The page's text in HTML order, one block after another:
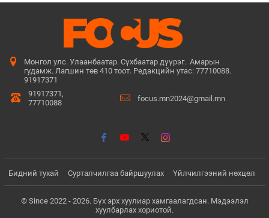
Монгол улс. Улаанбаатар. Сүхбаатар дүүрэг. Амарын
гудамж. Лагшин төв 410 тоот. Редакцийн утас: 77710088.
91917371
91917371,
77710088
focus.mn2024@gmail.mn
Бидний тухай Сурталчилгаа байршуулах Үйлчилгээний нөхцөл
© Since 2022 - 2026. Бүх эрх хуулиар хамгаалагдсан. Мэдээлэл
хуулбарлах хориотой.